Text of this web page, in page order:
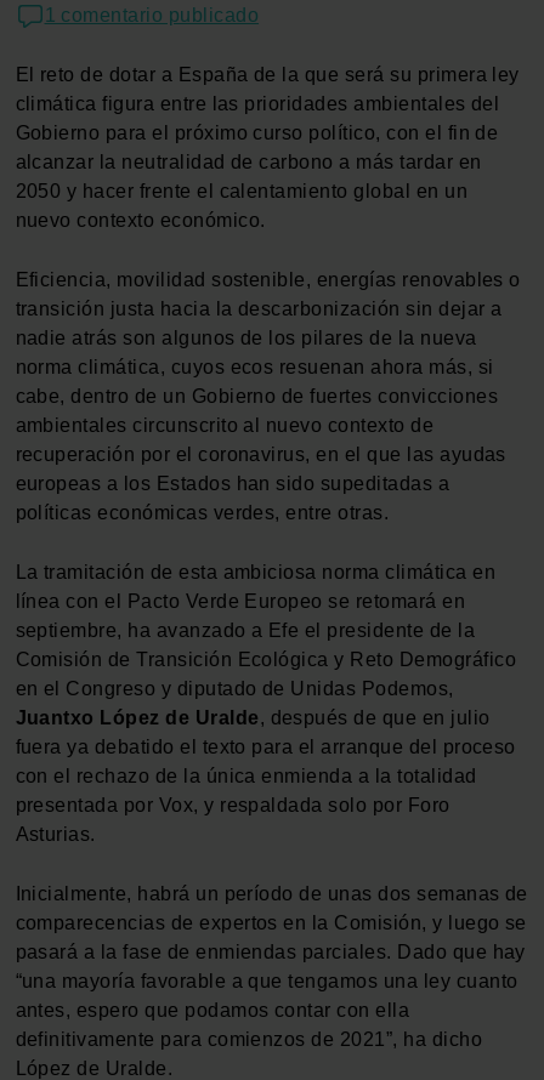
1 comentario publicado
El reto de dotar a España de la que será su primera ley
climática figura entre las prioridades ambientales del
Gobierno para el próximo curso político, con el fin de
alcanzar la neutralidad de carbono a más tardar en
2050 y hacer frente el calentamiento global en un
nuevo contexto económico.
Eficiencia, movilidad sostenible, energías renovables o
transición justa hacia la descarbonización sin dejar a
nadie atrás son algunos de los pilares de la nueva
norma climática, cuyos ecos resuenan ahora más, si
cabe, dentro de un Gobierno de fuertes convicciones
ambientales circunscrito al nuevo contexto de
recuperación por el coronavirus, en el que las ayudas
europeas a los Estados han sido supeditadas a
políticas económicas verdes, entre otras.
La tramitación de esta ambiciosa norma climática en
línea con el Pacto Verde Europeo se retomará en
septiembre, ha avanzado a Efe el presidente de la
Comisión de Transición Ecológica y Reto Demográfico
en el Congreso y diputado de Unidas Podemos,
Juantxo López de Uralde, después de que en julio
fuera ya debatido el texto para el arranque del proceso
con el rechazo de la única enmienda a la totalidad
presentada por Vox, y respaldada solo por Foro
Asturias.
Inicialmente, habrá un período de unas dos semanas de
comparecencias de expertos en la Comisión, y luego se
pasará a la fase de enmiendas parciales. Dado que hay
“una mayoría favorable a que tengamos una ley cuanto
antes, espero que podamos contar con ella
definitivamente para comienzos de 2021”, ha dicho
López de Uralde.